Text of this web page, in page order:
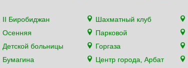
II Биробиджан
Осенняя
Детской больницы
Бумагина
Шахматный клуб
Парковой
Горгаза
Центр города, Арбат